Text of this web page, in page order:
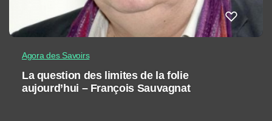
Agora des Savoirs
La question des limites de la folie
aujourd’hui – François Sauvagnat